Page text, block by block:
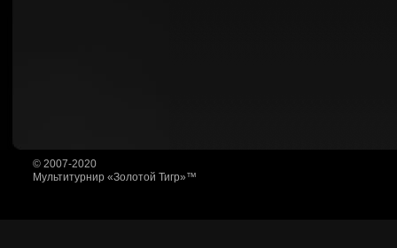
© 2007-2020
Мультитурнир «Золотой Тигр»™